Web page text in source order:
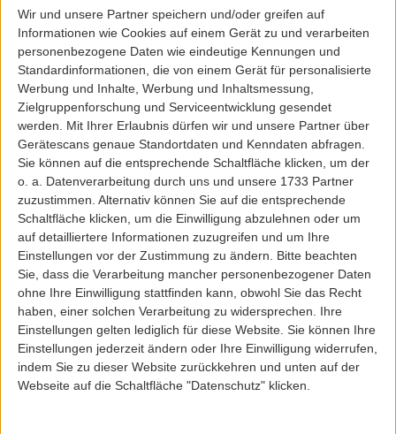
Wir und unsere Partner speichern und/oder greifen auf
Informationen wie Cookies auf einem Gerät zu und verarbeiten
personenbezogene Daten wie eindeutige Kennungen und
Standardinformationen, die von einem Gerät für personalisierte
Werbung und Inhalte, Werbung und Inhaltsmessung,
Zielgruppenforschung und Serviceentwicklung gesendet
werden.
Mit Ihrer Erlaubnis dürfen wir und unsere Partner über
Gerätescans genaue Standortdaten und Kenndaten abfragen.
Sie können auf die entsprechende Schaltfläche klicken, um der
o. a. Datenverarbeitung durch uns und unsere 1733 Partner
zuzustimmen. Alternativ können Sie auf die entsprechende
Schaltfläche klicken, um die Einwilligung abzulehnen oder um
auf detailliertere Informationen zuzugreifen und um Ihre
Einstellungen vor der Zustimmung zu ändern.
Bitte beachten
Sie, dass die Verarbeitung mancher personenbezogener Daten
ohne Ihre Einwilligung stattfinden kann, obwohl Sie das Recht
haben, einer solchen Verarbeitung zu widersprechen. Ihre
Einstellungen gelten lediglich für diese Website. Sie können Ihre
Einstellungen jederzeit ändern oder Ihre Einwilligung widerrufen,
indem Sie zu dieser Website zurückkehren und unten auf der
Webseite auf die Schaltfläche "Datenschutz" klicken.
AEVOR TRIPPACK BACKPACK PROOF
130,00 EUR
Aevor
AEVOR TRIPPACK BACKPACK PROOF
130,00 EUR